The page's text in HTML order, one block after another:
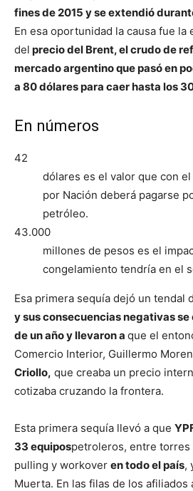
fines de 2015 y se extendió
En esa oportunidad la causa fue la
del precio del Brent, el crudo de
mercado argentino que pasó en
a 80 dólares para caer hasta los
En números
42
dólares es el valor que con
por Nación deberá pagarse
petróleo.
43.000
millones de pesos es el
congelamiento tendría en el
Esa primera sequía dejó un tendal
y sus consecuencias negativas
de un año y llevaron a que el
Comercio Interior, Guillermo
Criollo, que creaba un precio
cotizaba cruzando la frontera.
Esta primera sequía llevó a que
33 equipospetroleros, entre
pulling y workover en todo el país,
Muerta. En las filas de los afiliados